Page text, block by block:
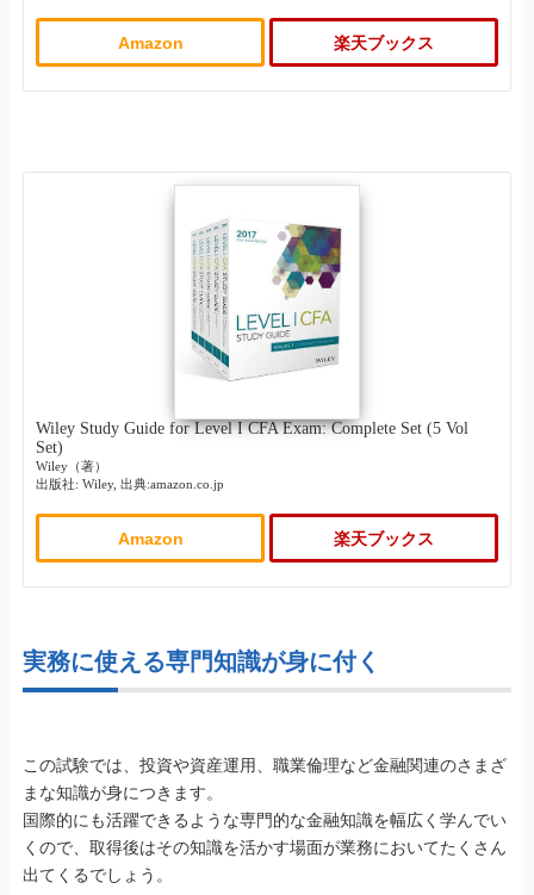
Amazon 楽天ブックス
Wiley Study Guide for Level I CFA Exam: Complete Set (5 Vol
Set)
Wiley（著）
出版社: Wiley, 出典:amazon.co.jp
Amazon 楽天ブックス
実務に使える専門知識が身に付く
この試験では、投資や資産運用、職業倫理など金融関連のさまざ
まな知識が身につきます。
国際的にも活躍できるような専門的な金融知識を幅広く学んでい
くので、取得後はその知識を活かす場面が業務においてたくさん
出てくるでしょう。